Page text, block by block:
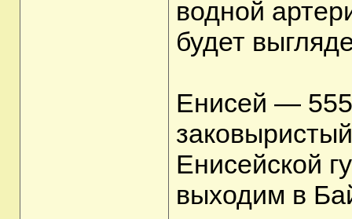
водной
будет
Енисей —
Енисейской
выходим в